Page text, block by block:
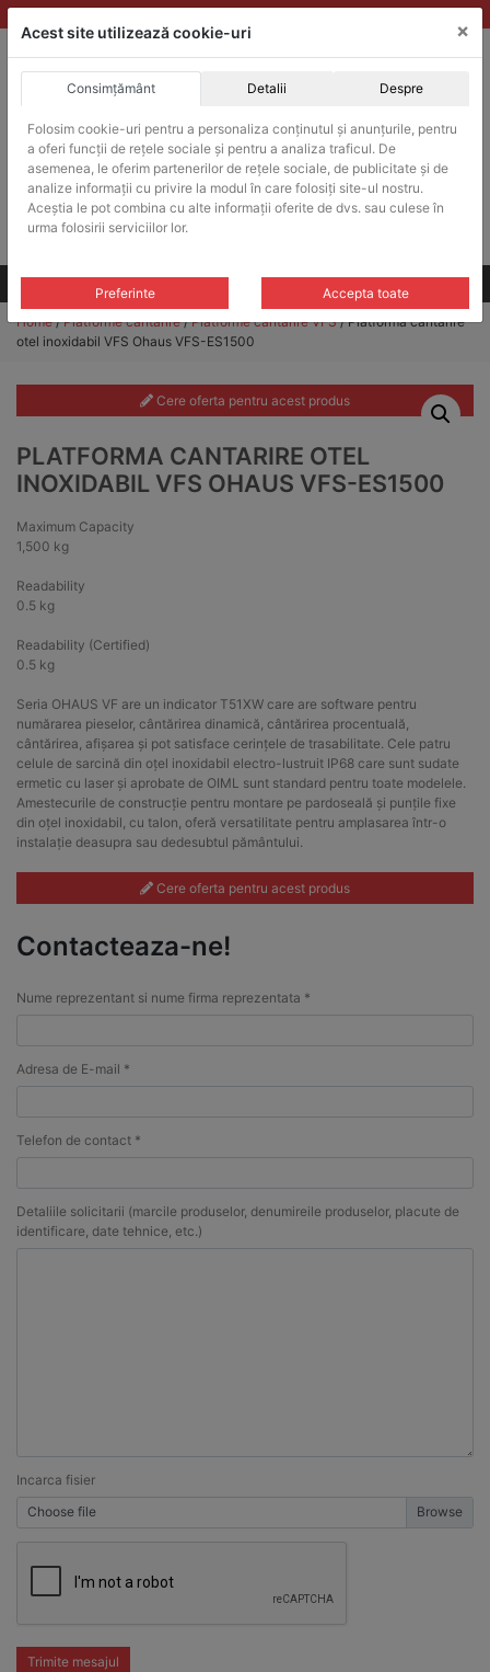
Skip
to
ACHIZITII PUBLICE
Produsele pot fi achizitionate si in sistemul SEAP / SICAP
Products
search
CAUTARE
Toate produsele
Home/Platforme cantarire/Platforme cantarire VFS/ Platforma cantarire
otel inoxidabil VFS Ohaus VFS-ES1500
Cere oferta pentru acest produs
PLATFORMA CANTARIRE OTEL
INOXIDABIL VFS OHAUS VFS-ES1500
Maximum Capacity
1,500 kg
Readability
0.5 kg
Readability (Certified)
0.5 kg
Seria OHAUS VF are un indicator T51XW care are software pentru
numărarea pieselor, cântărirea dinamică, cântărirea procentuală,
cântărirea, afișarea și pot satisface cerințele de trasabilitate. Cele patru
celule de sarcină din oțel inoxidabil electro-lustruit IP68 care sunt sudate
ermetic cu laser și aprobate de OIML sunt standard pentru toate modelele.
Amestecurile de construcție pentru montare pe pardoseală și punțile fixe
din oțel inoxidabil, cu talon, oferă versatilitate pentru amplasarea într-o
instalație deasupra sau dedesubtul pământului.
Cere oferta pentru acest produs
Contacteaza-ne!
Nume reprezentant si nume firma reprezentata *
Adresa de E-mail *
Telefon de contact *
Detaliile solicitarii (marcile produselor, denumireile produselor, placute de
identificare, date tehnice, etc.)
Incarca fisier
Choose file
Trimite mesajul
Acest site utilizează cookie-uri ×
Consimțământ Detalii Despre
Folosim cookie-uri pentru a personaliza conținutul și anunțurile, pentru
a oferi funcții de rețele sociale și pentru a analiza traficul. De
asemenea, le oferim partenerilor de rețele sociale, de publicitate și de
analize informații cu privire la modul în care folosiți site-ul nostru.
Aceștia le pot combina cu alte informații oferite de dvs. sau culese în
urma folosirii serviciilor lor.
Preferinte Accepta toate